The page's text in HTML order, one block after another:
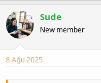
Sude
New member
8 Ağu 2025